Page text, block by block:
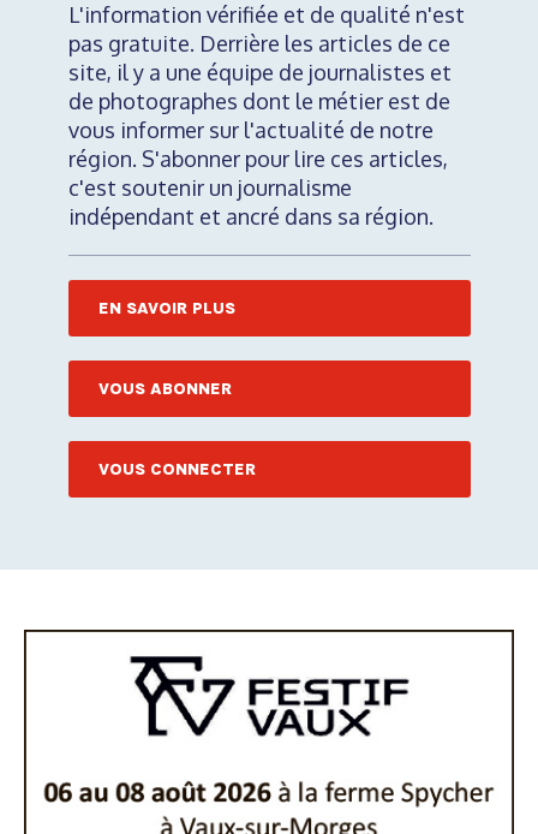
L'information vérifiée et de qualité n'est
pas gratuite. Derrière les articles de ce
site, il y a une équipe de journalistes et
de photographes dont le métier est de
vous informer sur l'actualité de notre
région. S'abonner pour lire ces articles,
c'est soutenir un journalisme
indépendant et ancré dans sa région.
EN SAVOIR PLUS
VOUS ABONNER
VOUS CONNECTER